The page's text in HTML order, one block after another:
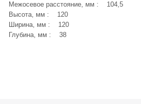
Межосевое расстояние, мм : 104,5
Высота, мм : 120
Ширина, мм : 120
Глубина, мм : 38